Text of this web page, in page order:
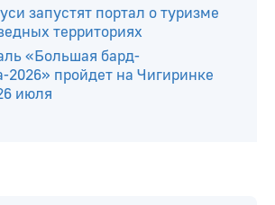
запустят портал о туризме
территориях
«Большая бард-
2026» пройдет на Чигиринке
июля